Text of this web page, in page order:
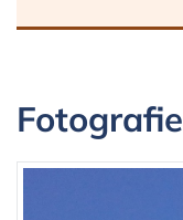
Fotografie